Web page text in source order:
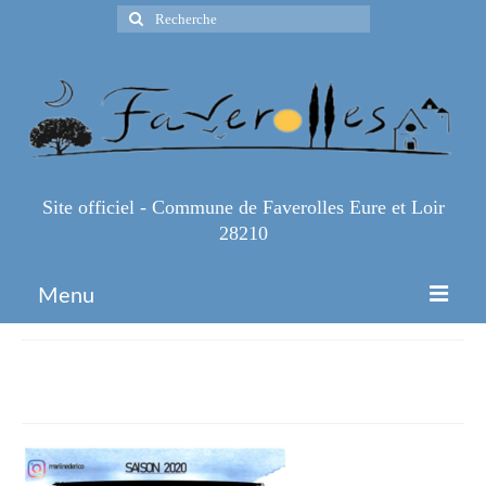
Rechercher
:
Site officiel - Commune de Faverolles Eure et Loir
28210
Menu
Infos Pratiques